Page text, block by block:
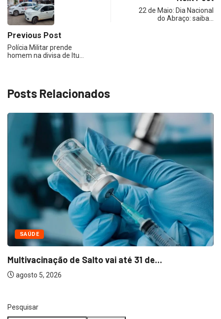
Previous Post
Polícia Militar prende
homem na divisa de Itu…
22 de Maio: Dia Nacional
do Abraço: saiba…
Posts Relacionados
NEGÓCIOS
Bella Capri inaugura primeira franquia em Salto
Pesquisar